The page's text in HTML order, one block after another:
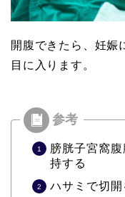
開腹できたら、妊娠
目に入ります。
膀胱子宮窩
持する
ハサミで切